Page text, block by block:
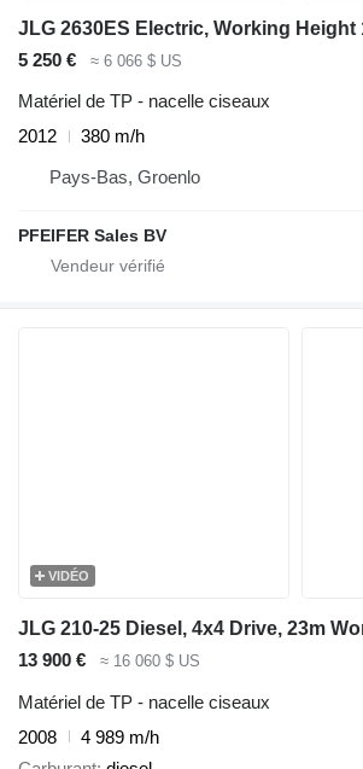
5 250 € ≈ 6 066 $ US
Matériel de TP - nacelle ciseaux
2012
380 m/h
Pays-Bas, Groenlo
PFEIFER Sales BV
VIDÉO
13 900 € ≈ 16 060 $ US
Matériel de TP - nacelle ciseaux
2008
4 989 m/h